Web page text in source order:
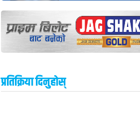
प्रतिक्रिया दिनुहोस्